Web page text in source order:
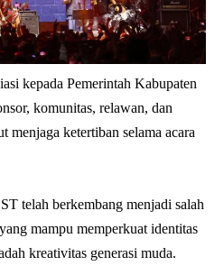
kepada Pemerintah Kabupaten
komunitas, relawan, dan
menjaga ketertiban selama acara
telah berkembang menjadi salah
mampu memperkuat identitas
kreativitas generasi muda.